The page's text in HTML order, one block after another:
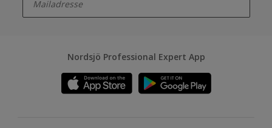
Nordsjö Professional Expert App